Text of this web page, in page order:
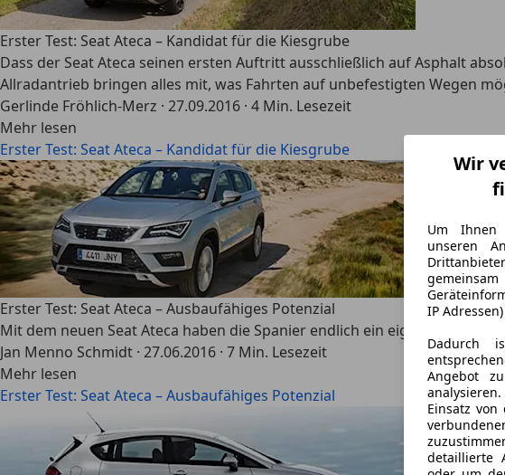
Wir
Um Ihnen
unseren
IP
Dadurch
Angebot
Einsatz
detaillierte
Erster Test: Seat Ateca – Kandidat für die Kiesgrube
Dass der Seat Ateca seinen ersten Auftritt ausschließlich auf Asphalt
Allradantrieb bringen alles mit, was Fahrten auf unbefestigten Wegen
Gerlinde Fröhlich-Merz · 27.09.2016 · 4 Min. Lesezeit
Mehr lesen
Erster Test: Seat Ateca – Kandidat für die Kiesgrube
Erster Test: Seat Ateca – Ausbaufähiges Potenzial
Mit dem neuen Seat Ateca haben die Spanier endlich ein eigenes SUV
Jan Menno Schmidt · 27.06.2016 · 7 Min. Lesezeit
Mehr lesen
Erster Test: Seat Ateca – Ausbaufähiges Potenzial